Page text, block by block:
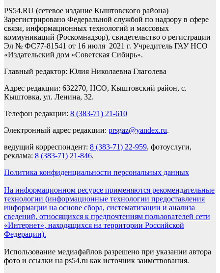
PS54.RU (сетевое издание Кыштовского района)
Зарегистрировано Федеральной службой по надзору в сфере
связи, информационных технологий и массовых
коммуникаций (Роскомнадзор), свидетельство о регистрации
Эл № ФС77-81541 от 16 июля 2021 г. Учредитель ГАУ НСО
«Издательский дом «Советская Сибирь».
Главный редактор: Юлия Николаевна Глаголева
Адрес редакции: 632270, НСО, Кыштовский район, с.
Кыштовка, ул. Ленина, 32.
Телефон редакции: 8 (383-71) 21-610
Электронный адрес редакции: prsgaz@yandex.ru.
ведущий корреспондент: 8 (383-71) 22-959, фотоуслуги,
реклама: 8 (383-71) 21-846.
Политика конфиденциальности персональных данных
На информационном ресурсе применяются рекомендательные
технологии (информационные технологии предоставления
информации на основе сбора, систематизации и анализа
сведений, относящихся к предпочтениям пользователей сети
«Интернет», находящихся на территории Российской
Федерации).
Использование медиафайлов разрешено при указании автора
фото и ссылки на ps54.ru как источник заимствования.